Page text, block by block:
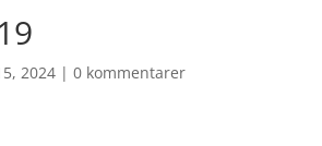
2024| 0 kommentarer